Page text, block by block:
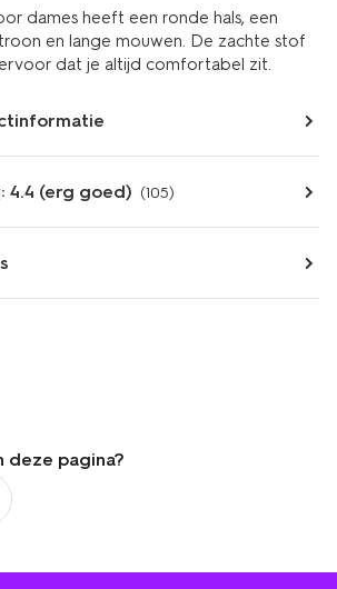
dames heeft een ronde hals, een
en lange mouwen. De zachte stof
dat je altijd comfortabel zit.
4.4 (erg goed) (105)
deze pagina?